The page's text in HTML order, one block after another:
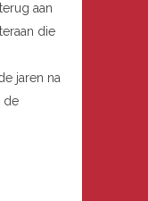
aan
die
jaren na
de